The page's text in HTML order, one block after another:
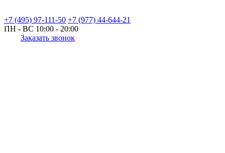
+7 (495) 97-111-50 +7 (977) 44-644-21
ПН - ВС 10:00 - 20:00
Заказать звонок